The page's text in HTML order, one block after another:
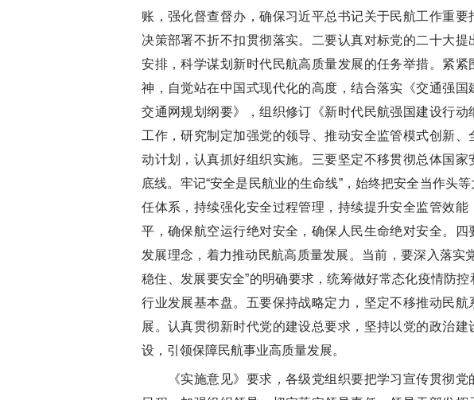
账，强化督查督办，确保习近平总书记关于民航工作重要
决策部署不折不扣贯彻落实。二要认真对标党的二十大提
安排，科学谋划新时代民航高质量发展的任务举措。紧
神，自觉站在中国式现代化的高度，结合落实《交通强
交通网规划纲要》，组织修订《新时代民航强国建设行动
工作，研究制定加强党的领导、推动安全监管模式创新
动计划，认真抓好组织实施。三要坚定不移贯彻总体国家
底线。牢记“安全是民航业的生命线”，始终把安全当作头
任体系，持续强化安全过程管理，持续提升安全监管效能
平，确保航空运行绝对安全，确保人民生命绝对安全。
发展理念，着力推动民航高质量发展。当前，要深入落实
稳住、发展要安全”的明确要求，统筹做好常态化疫情防
行业发展基本盘。五要保持战略定力，坚定不移推动民
展。认真贯彻新时代党的建设总要求，坚持以党的政治
设，引领保障民航事业高质量发展。
《实施意见》要求，各级党组织要把学习宣传贯彻党